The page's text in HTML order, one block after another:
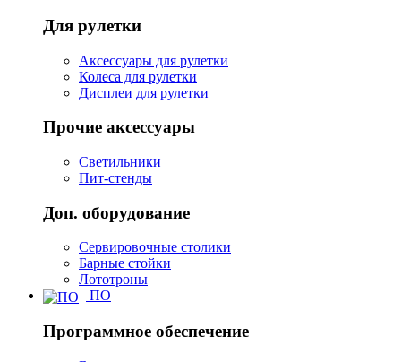
Для рулетки
Аксессуары для рулетки
Колеса для рулетки
Дисплеи для рулетки
Прочие аксессуары
Светильники
Пит-стенды
Доп. оборудование
Сервировочные столики
Барные стойки
Лототроны
ПО
Программное обеспечение